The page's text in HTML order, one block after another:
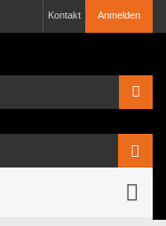
Anmelden
Kontakt